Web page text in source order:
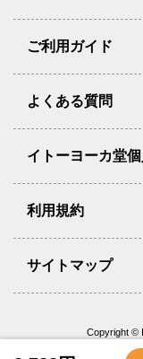
ご利用ガイド
よくある質問
イトーヨーカ堂
利用規約
サイトマップ
Copyright ©